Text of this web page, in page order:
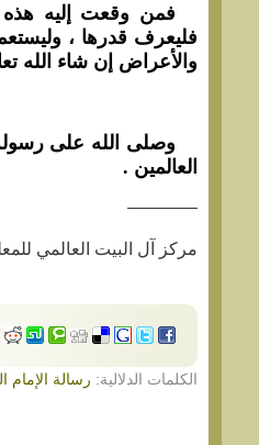
فمن وقعت إليه هذه
فليعرف قدرها ،
والأعراض إن شاء الله
وصلى الله على
العالمين .
————
مركز آل البيت العالمي
الكلمات الدلالية: رسالة الإمام